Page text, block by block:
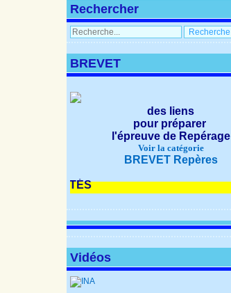
Rechercher
BREVET
des liens
pour préparer
l'épreuve de Repérage
Voir la catégorie
BREVET Repères
Vidéos